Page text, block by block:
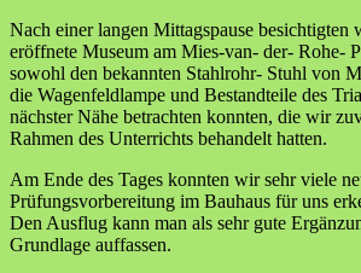
Nach einer langen Mittagspause besichtigten
eröffnete Museum am Mies-van- der- Rohe-
sowohl den bekannten Stahlrohr- Stuhl von
die Wagenfeldlampe und Bestandteile des
nächster Nähe betrachten konnten, die wir
Rahmen des Unterrichts behandelt hatten.
Am Ende des Tages konnten wir sehr viele
Prüfungsvorbereitung im Bauhaus für uns
Den Ausflug kann man als sehr gute
Grundlage auffassen.